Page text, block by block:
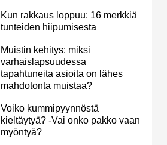
Kun rakkaus loppuu: 16 merkkiä
tunteiden hiipumisesta
Muistin kehitys: miksi
varhaislapsuudessa
tapahtuneita asioita on lähes
mahdotonta muistaa?
Voiko kummipyynnöstä
kieltäytyä? -Vai onko pakko vaan
myöntyä?